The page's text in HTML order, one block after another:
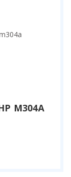
M304A